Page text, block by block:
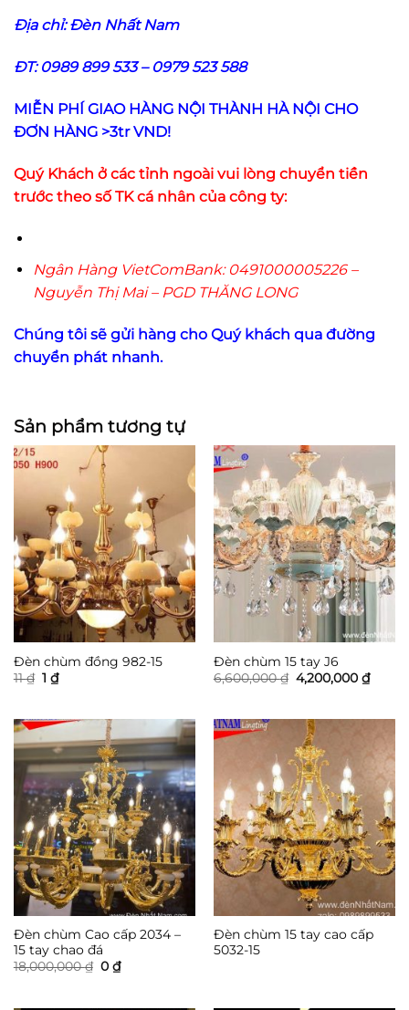
Địa chỉ:Đèn Nhất Nam
ĐT: 0989 899 533 – 0979 523 588
MIỄN PHÍ GIAO HÀNG NỘI THÀNH HÀ NỘI CHO
ĐƠN HÀNG >3tr VND!
Quý Khách ở các tỉnh ngoài vui lòng chuyển tiền
trước theo số TK cá nhân của công ty:
Ngân Hàng VietComBank: 0491000005226 –
Nguyễn Thị Mai – PGD THĂNG LONG
Chúng tôi sẽ gửi hàng cho Quý khách qua đường
chuyển phát nhanh.
Sản phẩm tương tự
Đèn chùm đồng 982-15
11₫ Giá
gốc
1 ₫Giá
hiện
1 ₫.
Đèn chùm 15 tay J6
6,600,000₫ Giá
gốc
4,200,000 ₫Giá
hiện
Đèn chùm Cao cấp 2034 –
15 tay chao đá
18,000,000₫ Giá
gốc
0 ₫Giá
hiện
Đèn chùm 15 tay cao cấp
5032-15